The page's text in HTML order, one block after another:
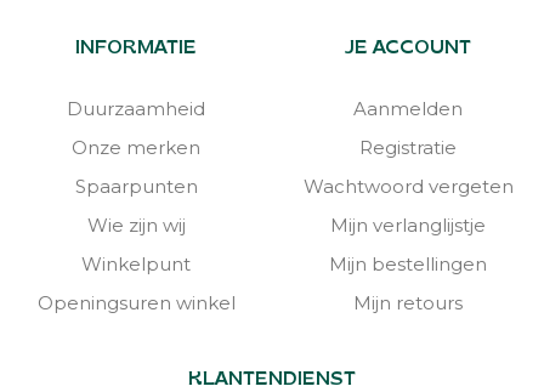
INFORMATIE
Duurzaamheid
Onze merken
Spaarpunten
Wie zijn wij
Winkelpunt
Openingsuren winkel
JE ACCOUNT
Aanmelden
Registratie
Wachtwoord vergeten
Mijn verlanglijstje
Mijn bestellingen
Mijn retours
KLANTENDIENST